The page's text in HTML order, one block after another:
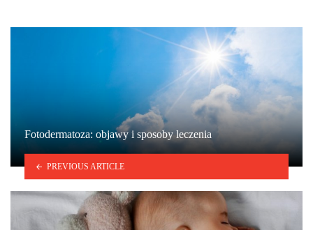
Fotodermatoza: objawy i sposoby leczenia
PREVIOUS ARTICLE